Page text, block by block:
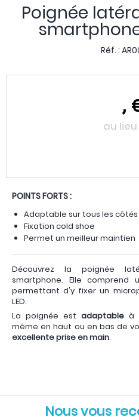
Poignée
Réf. :
,
au
POINTS FORTS :
Adaptable sur tous les
Fixation cold shoe
Permet un meilleur maintien
Découvrez la poignée
smartphone. Elle comprend
permettant d'y fixer un
LED.
La poignée est adaptable à
même en haut ou en bas de
excellente prise en main.
Nous vous